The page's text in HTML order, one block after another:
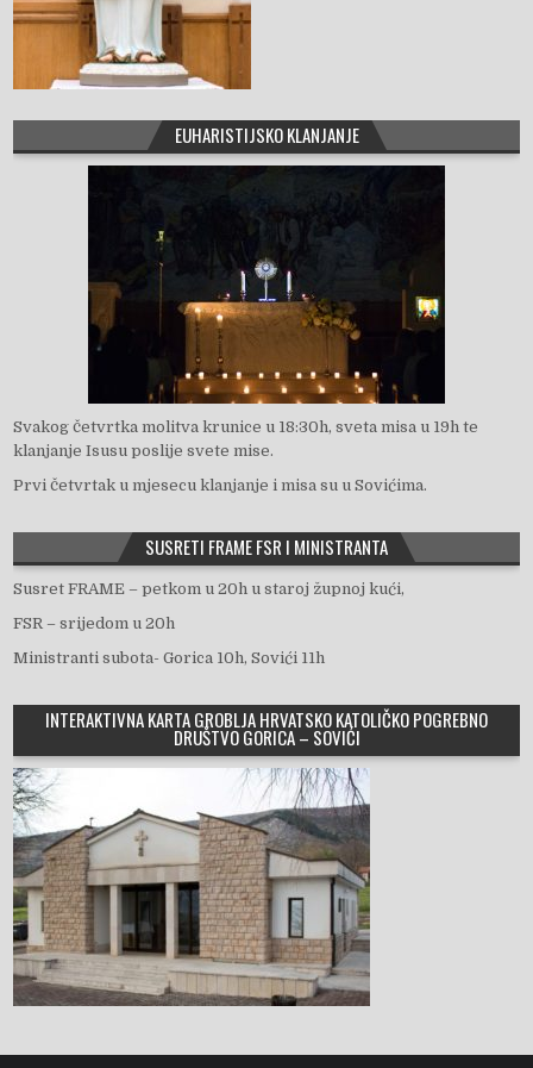
EUHARISTIJSKO KLANJANJE
Svakog četvrtka molitva krunice u 18:30h, sveta misa u 19h te
klanjanje Isusu poslije svete mise.
Prvi četvrtak u mjesecu klanjanje i misa su u Sovićima.
SUSRETI FRAME FSR I MINISTRANTA
Susret FRAME – petkom u 20h u staroj župnoj kući,
FSR – srijedom u 20h
Ministranti subota- Gorica 10h, Sovići 11h
INTERAKTIVNA KARTA GROBLJA HRVATSKO KATOLIČKO POGREBNO
DRUŠTVO GORICA – SOVIĆI